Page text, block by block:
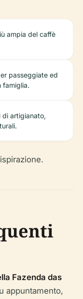
ampia del caffè
passeggiate ed
famiglia.
di artigianato,
Fazenda das
appuntamento,